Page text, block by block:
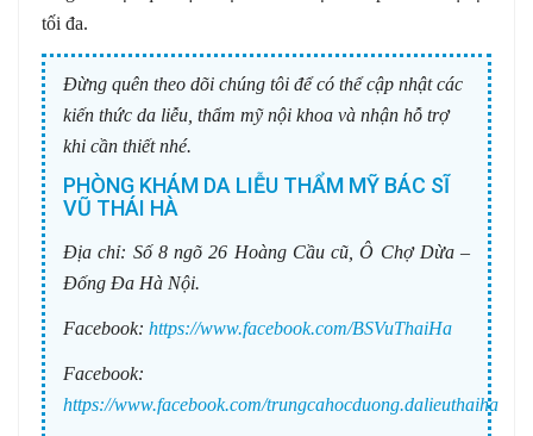
tối đa.
Đừng quên theo dõi chúng tôi để có thể cập nhật các
kiến thức da liễu, thẩm mỹ nội khoa và nhận hỗ trợ
khi cần thiết nhé.
PHÒNG KHÁM DA LIỄU THẨM MỸ BÁC SĨ
VŨ THÁI HÀ
Địa chỉ: Số 8 ngõ 26 Hoàng Cầu cũ, Ô Chợ Dừa –
Đống Đa Hà Nội.
Facebook: https://www.facebook.com/BSVuThaiHa
Facebook:
https://www.facebook.com/trungcahocduong.dalieuthaiha